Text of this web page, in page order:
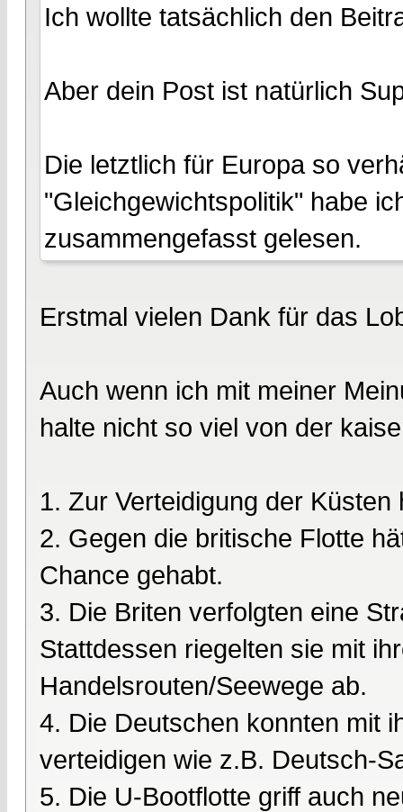
Ich wollte tatsächlich den
Aber dein Post ist natürlich
Die letztlich für Europa so
"Gleichgewichtspolitik" habe
zusammengefasst gelesen.
Erstmal vielen Dank für das
Auch wenn ich mit meiner
halte nicht so viel von der
1. Zur Verteidigung der
2. Gegen die britische Flotte
Chance gehabt.
3. Die Briten verfolgten eine
Stattdessen riegelten sie mit
Handelsrouten/Seewege ab.
4. Die Deutschen konnten mit
verteidigen wie z.B. Deutsch-
5. Die U-Bootflotte griff auch